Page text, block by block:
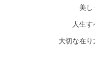
美し
人生す
大切な在